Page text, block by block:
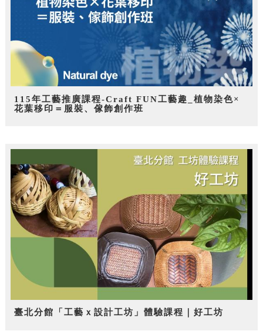
115年工藝推廣課程-Craft FUN工藝趣_植物染色×
花葉移印＝服裝、傢飾創作班
臺北分館「工藝ｘ設計工坊」體驗課程｜好工坊